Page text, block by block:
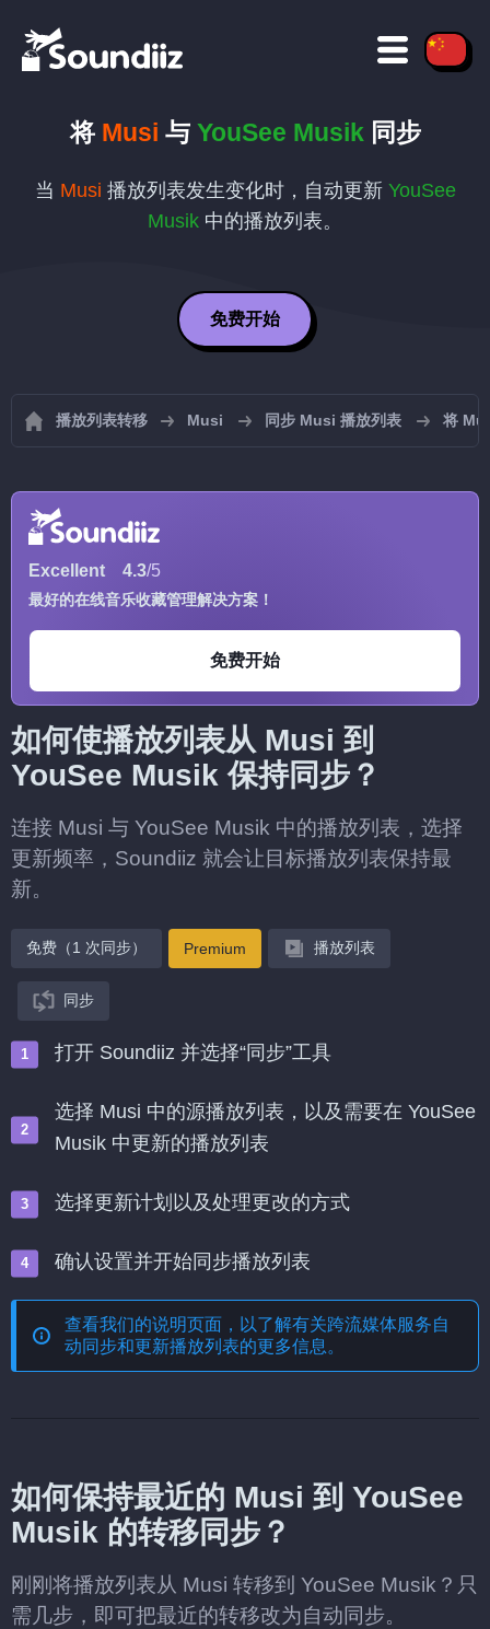
将 Musi 与 YouSee Musik 同步
当 Musi 播放列表发生变化时，自动更新 YouSee
Musik 中的播放列表。
免费开始
播放列表转移 Musi 同步 Musi 播放列表 将
Excellent 4.3/5
最好的在线音乐收藏管理解决方案！
免费开始
如何使播放列表从 Musi 到
YouSee Musik 保持同步？
连接 Musi 与 YouSee Musik 中的播放列表，选择
更新频率，Soundiiz 就会让目标播放列表保持最
新。
免费（1 次同步） Premium 播放列表
同步
打开 Soundiiz 并选择“同步”工具
选择 Musi 中的源播放列表，以及需要在 YouSee
Musik 中更新的播放列表
选择更新计划以及处理更改的方式
确认设置并开始同步播放列表
查看我们的说明页面，以了解有关跨流媒体服务自
动同步和更新播放列表的更多信息。
如何保持最近的 Musi 到 YouSee
Musik 的转移同步？
刚刚将播放列表从 Musi 转移到 YouSee Musik？只
需几步，即可把最近的转移改为自动同步。